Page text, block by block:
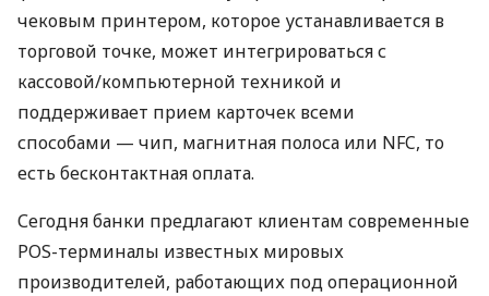
чековым принтером, которое устанавливается в
торговой точке, может интегрироваться с
кассовой/компьютерной техникой и
поддерживает прием карточек всеми
способами — чип, магнитная полоса или NFC, то
есть бесконтактная оплата.
Сегодня банки предлагают клиентам современные
POS-терминалы известных мировых
производителей, работающих под операционной